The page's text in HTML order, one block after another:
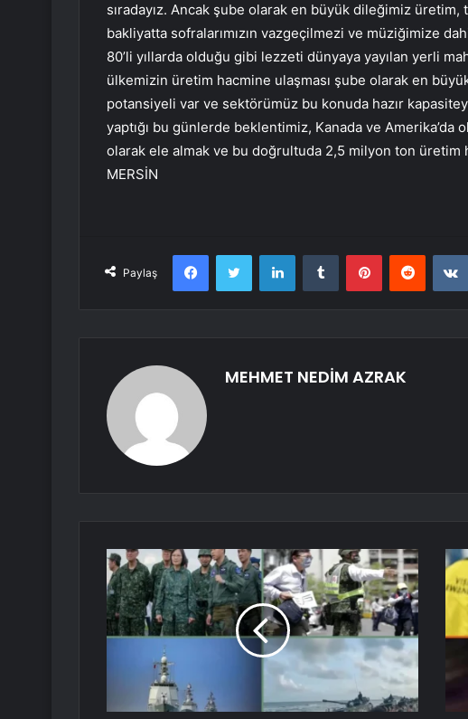
sıradayız. Ancak şube olarak en büyük dileğimiz
bakliyatta sofralarımızın vazgeçilmezi ve müziğimize
80’li yıllarda olduğu gibi lezzeti dünyaya yayılan yerli
ülkemizin üretim hacmine ulaşması şube olarak en
potansiyeli var ve sektörümüz bu konuda hazır
yaptığı bu günlerde beklentimiz, Kanada ve
olarak ele almak ve bu doğrultuda 2,5 milyon ton üretim
MERSİN
Paylaş
FacebookTwitter LinkedInTumblr PinterestReddit
MEHMET NEDİM AZRAK